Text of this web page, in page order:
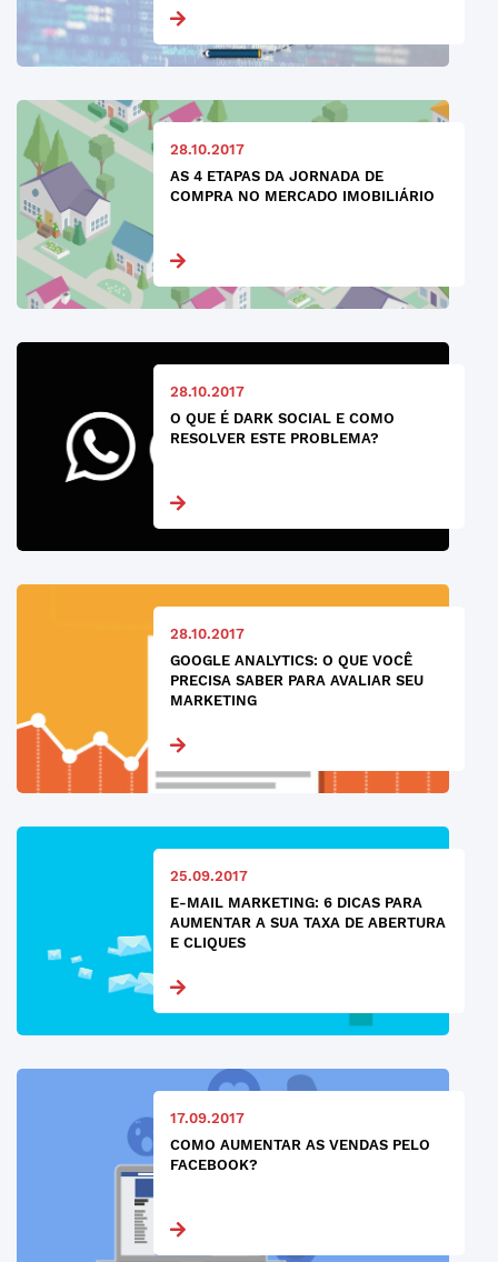
28.10.2017
AS 4 ETAPAS DA JORNADA DE
COMPRA NO MERCADO IMOBILIÁRIO
28.10.2017
O QUE É DARK SOCIAL E COMO
RESOLVER ESTE PROBLEMA?
28.10.2017
GOOGLE ANALYTICS: O QUE VOCÊ
PRECISA SABER PARA AVALIAR SEU
MARKETING
25.09.2017
E-MAIL MARKETING: 6 DICAS PARA
AUMENTAR A SUA TAXA DE ABERTURA
E CLIQUES
17.09.2017
COMO AUMENTAR AS VENDAS PELO
FACEBOOK?